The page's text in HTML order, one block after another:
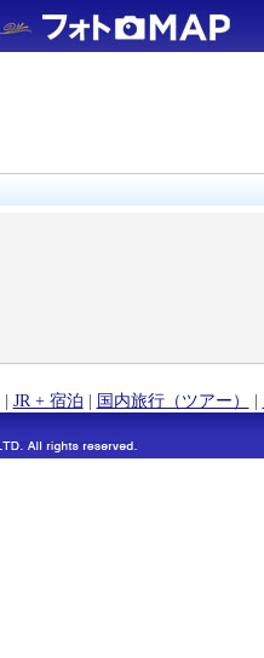
| JR + 宿泊 | 国内旅行（ツアー） |